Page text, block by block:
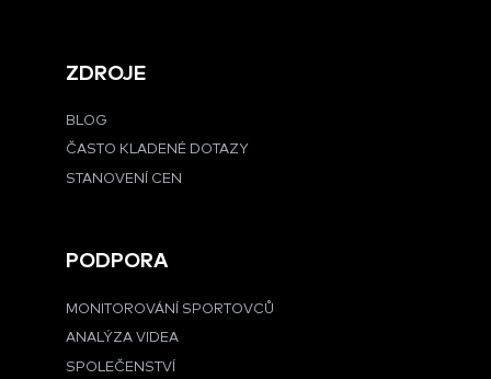
ZDROJE
BLOG
ČASTO KLADENÉ DOTAZY
STANOVENÍ CEN
PODPORA
MONITOROVÁNÍ SPORTOVCŮ
ANALÝZA VIDEA
SPOLEČENSTVÍ